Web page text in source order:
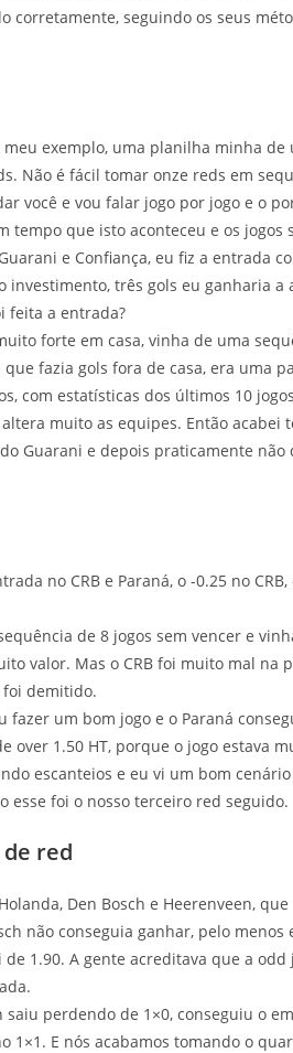
corretamente, seguindo os seus
meu exemplo, uma planilha minha
Não é fácil tomar onze reds em
você e vou falar jogo por jogo e o
tempo que isto aconteceu e os
e Confiança, eu fiz a entrada
investimento, três gols eu ganharia
feita a entrada?
forte em casa, vinha de uma
fazia gols fora de casa, era uma
com estatísticas dos últimos 10
muito as equipes. Então
Guarani e depois praticamente
no CRB e Paraná, o -0.25 no
de 8 jogos sem vencer e
valor. Mas o CRB foi muito mal na
foi demitido.
fazer um bom jogo e o Paraná
over 1.50 HT, porque o jogo estava
escanteios e eu vi um bom
esse foi o nosso terceiro red seguido.
red
Den Bosch e Heerenveen,
não conseguia ganhar, pelo
1.90. A gente acreditava que a
saiu perdendo de 1×0, conseguiu o
1×1. E nós acabamos tomando o